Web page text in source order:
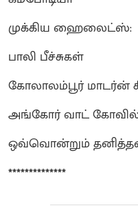
முக்கிய ஹைலைட்ஸ்:
பாலி பீச்சுகள்
கோலாலம்பூர் மாடர்ன்
அங்கோர் வாட்
ஒவ்வொன்றும்
**************